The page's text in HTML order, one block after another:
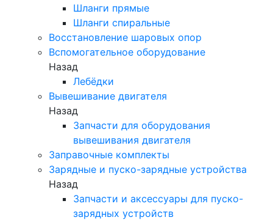
Шланги прямые
Шланги спиральные
Восстановление шаровых опор
Вспомогательное оборудование
Назад
Лебёдки
Вывешивание двигателя
Назад
Запчасти для оборудования
вывешивания двигателя
Заправочные комплекты
Зарядные и пуско-зарядные устройства
Назад
Запчасти и аксессуары для пуско-
зарядных устройств